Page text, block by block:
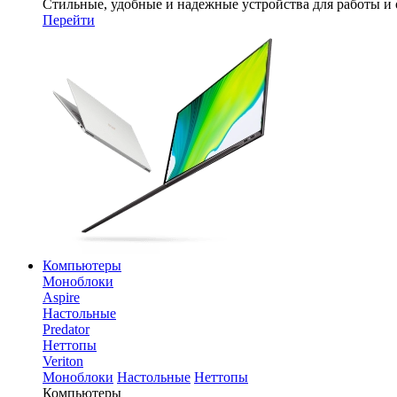
Стильные, удобные и надежные устройства для работы и
Перейти
Компьютеры
Моноблоки
Aspire
Настольные
Predator
Неттопы
Veriton
Моноблоки Настольные Неттопы
Компьютеры